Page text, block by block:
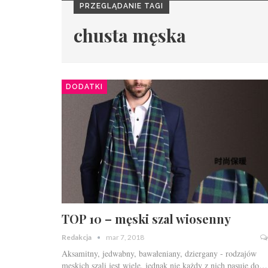
PRZEGLĄDANIE TAGI
chusta męska
DODATKI
TOP 10 – męski szal wiosenny
Redakcja mar 7, 2018
Aksamitny, jedwabny, bawałeniany, dziergany - rodzajów
męskich szali jest wiele, jednak nie każdy z nich pasuje do…